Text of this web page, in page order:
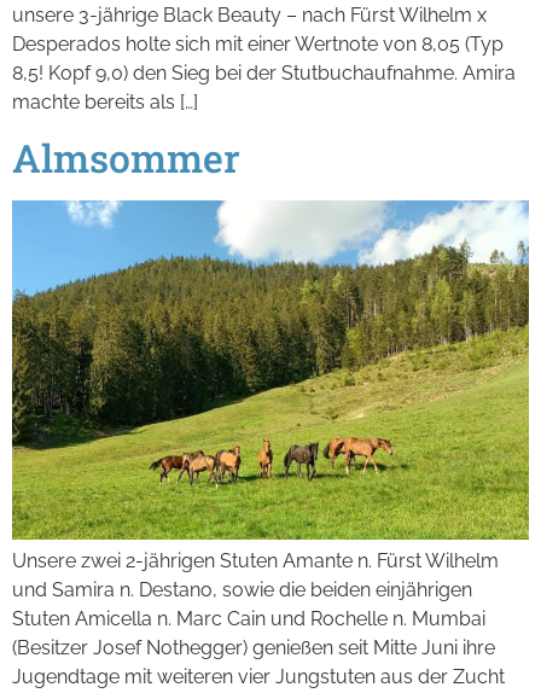
unsere 3-jährige Black Beauty – nach Fürst Wilhelm x
Desperados holte sich mit einer Wertnote von 8,05 (Typ
8,5! Kopf 9,0) den Sieg bei der Stutbuchaufnahme. Amira
machte bereits als […]
Almsommer
Unsere zwei 2-jährigen Stuten Amante n. Fürst Wilhelm
und Samira n. Destano, sowie die beiden einjährigen
Stuten Amicella n. Marc Cain und Rochelle n. Mumbai
(Besitzer Josef Nothegger) genießen seit Mitte Juni ihre
Jugendtage mit weiteren vier Jungstuten aus der Zucht